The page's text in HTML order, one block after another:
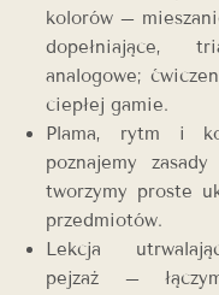
kolorów –
dopełniające,
analogowe;
ciepłej gamie.
Plama, rytm i
poznajemy
tworzymy proste
przedmiotów.
Lekcja
pejzaż –